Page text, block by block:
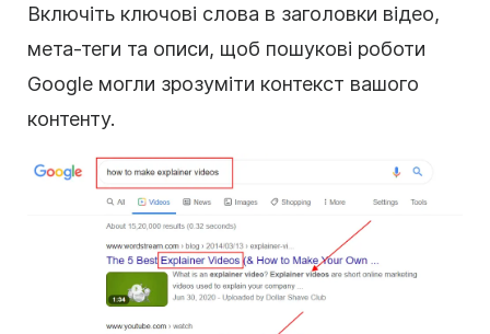
Включіть ключові слова в заголовки відео,
мета-теги та описи, щоб пошукові роботи
Google могли зрозуміти контекст вашого
контенту.